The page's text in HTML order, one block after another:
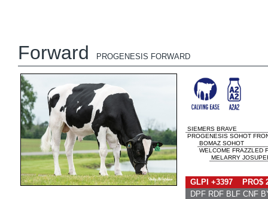
Forward PROGENESIS FORWARD
SIEMERS BRAVE
PROGENESIS SOHOT
BOMAZ SOHOT
WELCOME FRAZZLED
MELARRY
GLPI +3397 PRO$
DPF RDF BLF CNF